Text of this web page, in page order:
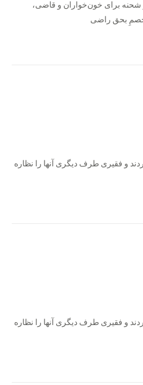
شحنه برای خون‌خواران و قاضی،
بحق راضی
و فقیری طرف دیگری آنها را نظاره
و فقیری طرف دیگری آنها را نظاره